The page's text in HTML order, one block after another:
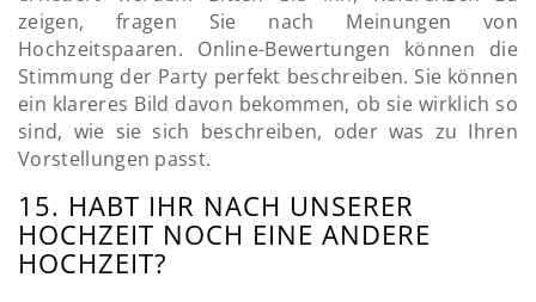
zeigen, fragen Sie nach Meinungen von
Hochzeitspaaren. Online-Bewertungen können die
Stimmung der Party perfekt beschreiben. Sie können
ein klareres Bild davon bekommen, ob sie wirklich so
sind, wie sie sich beschreiben, oder was zu Ihren
Vorstellungen passt.
15. HABT IHR NACH UNSERER
HOCHZEIT NOCH EINE ANDERE
HOCHZEIT?